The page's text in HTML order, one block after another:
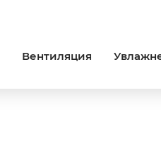
Вентиляция